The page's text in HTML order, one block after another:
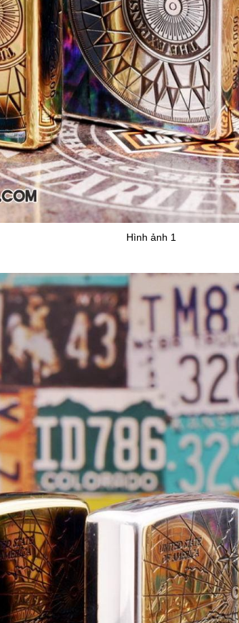
Hình ảnh 1